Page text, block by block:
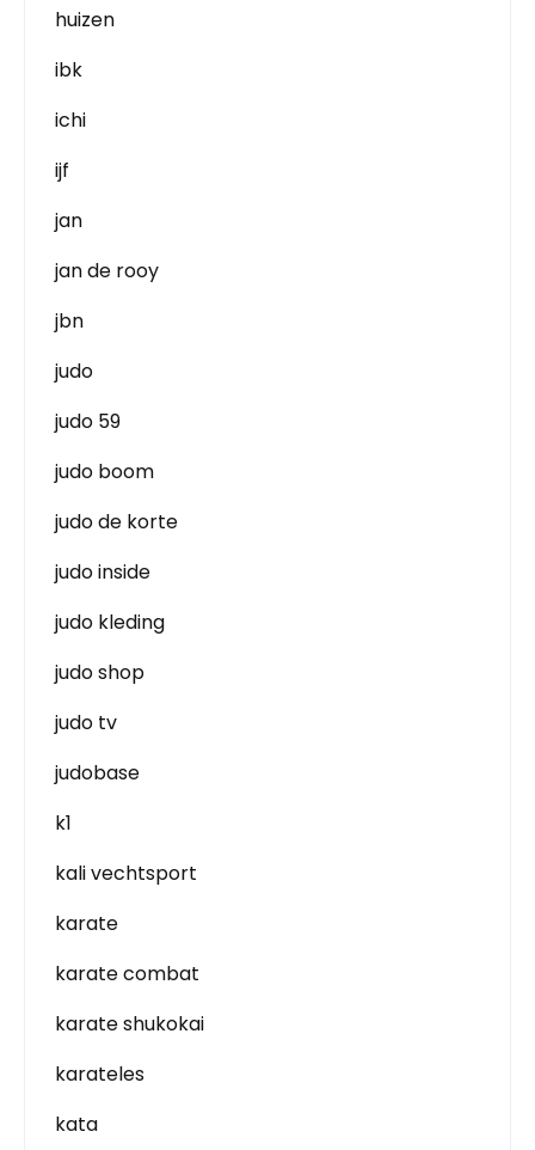
huizen
ibk
ichi
ijf
jan
jan de rooy
jbn
judo
judo 59
judo boom
judo de korte
judo inside
judo kleding
judo shop
judo tv
judobase
k1
kali vechtsport
karate
karate combat
karate shukokai
karateles
kata